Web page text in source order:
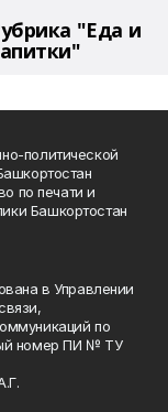
"Еда и
политической
по печати и
Башкортостан
в Управлении
по
номер ПИ № ТУ